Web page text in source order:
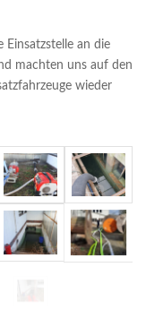
an die
machten uns auf den
wieder